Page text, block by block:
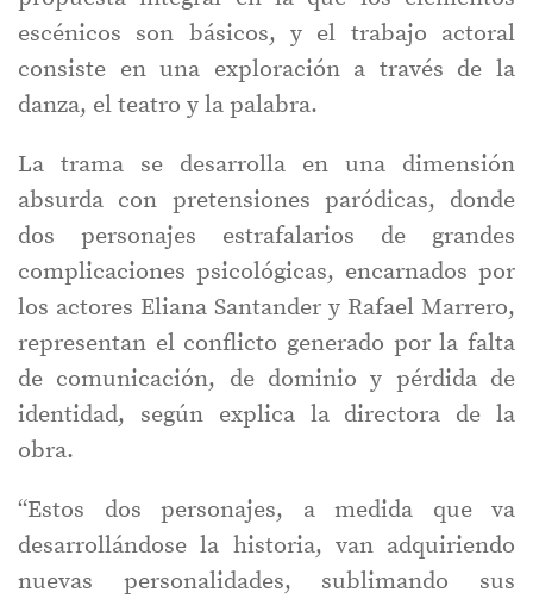
escénicos son básicos, y el trabajo actoral
consiste en una exploración a través de la
danza, el teatro y la palabra.
La trama se desarrolla en una dimensión
absurda con pretensiones paródicas, donde
dos personajes estrafalarios de grandes
complicaciones psicológicas, encarnados por
los actores Eliana Santander y Rafael Marrero,
representan el conflicto generado por la falta
de comunicación, de dominio y pérdida de
identidad, según explica la directora de la
obra.
“Estos dos personajes, a medida que va
desarrollándose la historia, van adquiriendo
nuevas personalidades, sublimando sus